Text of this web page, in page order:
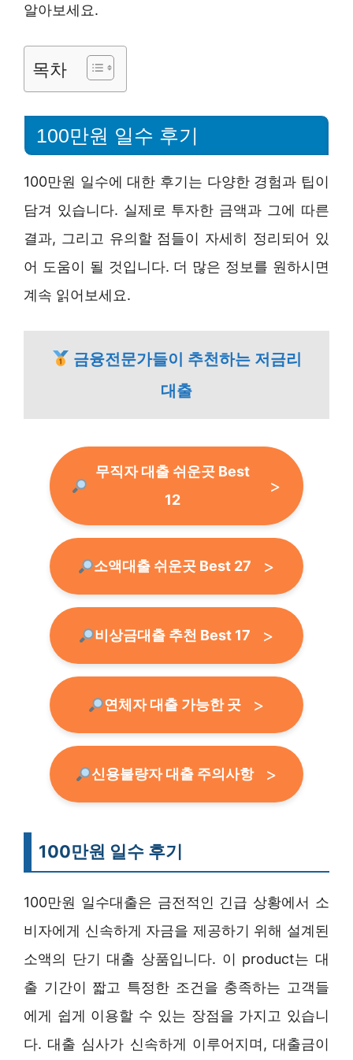
알아보세요.
목차
100만원 일수 후기
100만원 일수에 대한 후기는 다양한 경험과 팁이
담겨 있습니다. 실제로 투자한 금액과 그에 따른
결과, 그리고 유의할 점들이 자세히 정리되어 있
어 도움이 될 것입니다. 더 많은 정보를 원하시면
계속 읽어보세요.
금융전문가들이 추천하는 저금리
대출
무직자 대출 쉬운곳 Best
12
소액대출 쉬운곳 Best 27
비상금대출 추천 Best 17
연체자 대출 가능한 곳
신용불량자 대출 주의사항
100만원 일수 후기
100만원 일수대출은 금전적인 긴급 상황에서 소
비자에게 신속하게 자금을 제공하기 위해 설계된
소액의 단기 대출 상품입니다. 이 product는 대
출 기간이 짧고 특정한 조건을 충족하는 고객들
에게 쉽게 이용할 수 있는 장점을 가지고 있습니
다. 대출 심사가 신속하게 이루어지며, 대출금이